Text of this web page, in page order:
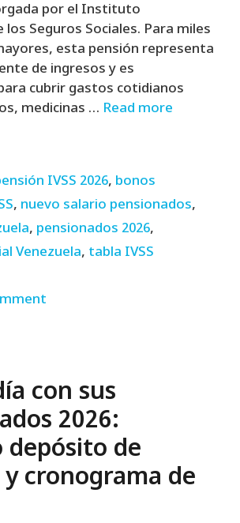
por el Instituto
los Seguros Sociales. Para miles
esta pensión representa
de ingresos y es
cubrir gastos cotidianos
medicinas … Read more
IVSS 2026, bonos
, nuevo salario pensionados,
, pensionados 2026,
Venezuela, tabla IVSS
con sus
2026:
depósito de
cronograma de